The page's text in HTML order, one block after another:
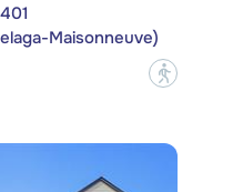
Maisonneuve)
?